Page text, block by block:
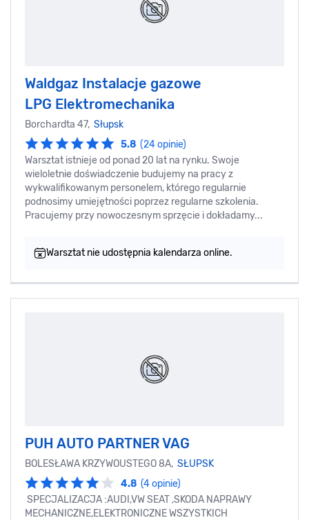
Waldgaz Instalacje gazowe
LPG Elektromechanika
Borchardta 47, Słupsk
5.8 (24 opinie)
Warsztat istnieje od ponad 20 lat na rynku. Swoje
wieloletnie doświadczenie budujemy na pracy z
wykwalifikowanym personelem, którego regularnie
podnosimy umiejętności poprzez regularne szkolenia.
Pracujemy przy nowoczesnym sprzęcie i dokładamy...
Warsztat nie udostępnia kalendarza online.
PUH AUTO PARTNER VAG
BOLESŁAWA KRZYWOUSTEGO 8A, SŁUPSK
4.8 (4 opinie)
SPECJALIZACJA :AUDI,VW SEAT ,SKODA NAPRAWY
MECHANICZNE,ELEKTRONICZNE WSZYSTKICH